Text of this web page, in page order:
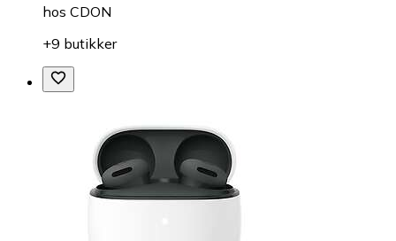
hos CDON
+9 butikker